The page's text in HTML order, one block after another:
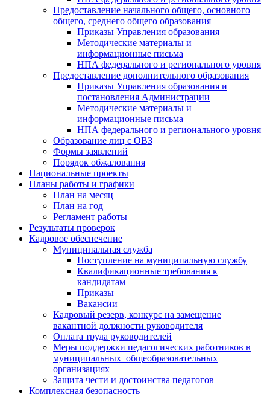
Предоставление начального общего, основного
общего, среднего общего образования
Приказы Управления образования
Методические материалы и
информационные письма
НПА федерального и регионального уровня
Предоставление дополнительного образования
Приказы Управления образования и
постановления Администрации
Методические материалы и
информационные письма
НПА федерального и регионального уровня
Образование лиц с ОВЗ
Формы заявлений
Порядок обжалования
Национальные проекты
Планы работы и графики
План на месяц
План на год
Регламент работы
Результаты проверок
Кадровое обеспечение
Муниципальная служба
Поступление на муниципальную службу
Квалификационные требования к
кандидатам
Приказы
Вакансии
Кадровый резерв, конкурс на замещение
вакантной должности руководителя
Оплата труда руководителей
Меры поддержки педагогических работников в
муниципальных общеобразовательных
организациях
Защита чести и достоинства педагогов
Комплексная безопасность